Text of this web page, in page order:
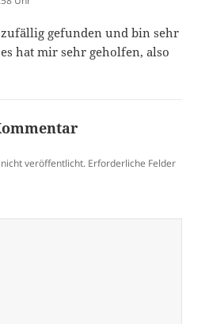
gefunden und bin sehr
hat mir sehr geholfen, also
veröffentlicht. Erforderliche Felder